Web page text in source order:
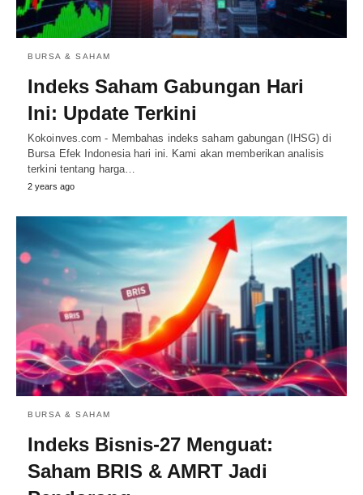
BURSA & SAHAM
Indeks Saham Gabungan Hari
Ini: Update Terkini
Kokoinves.com - Membahas indeks saham gabungan (IHSG) di
Bursa Efek Indonesia hari ini. Kami akan memberikan analisis
terkini tentang harga…
2 years ago
BURSA & SAHAM
Indeks Bisnis-27 Menguat:
Saham BRIS & AMRT Jadi